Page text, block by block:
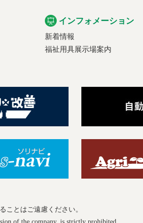
インフォメーション
新着情報
福祉用具展示場案内
ことはご遠慮ください。